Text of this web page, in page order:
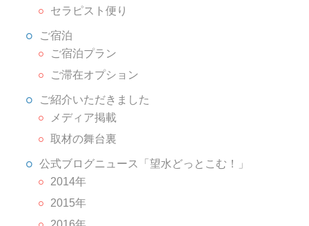
セラピスト便り
ご宿泊
ご宿泊プラン
ご滞在オプション
ご紹介いただきました
メディア掲載
取材の舞台裏
公式ブログニュース「望水どっとこむ！」
2014年
2015年